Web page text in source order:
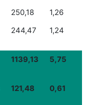
250,18
1,26
244,47 1,24
1139,13 5,75
121,48 0,61